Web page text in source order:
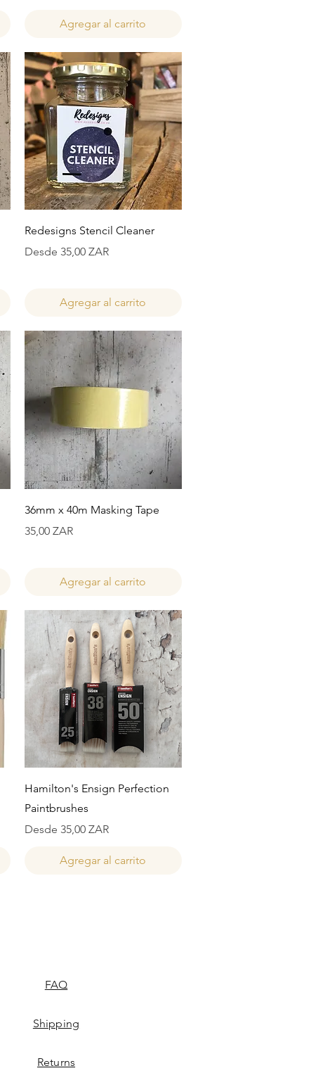
Agregar al carrito
Vista rápida
Redesigns Stencil Cleaner
Desde 35,00 ZAR
Precio de oferta
Agregar al carrito
Vista rápida
36mm x 40m Masking Tape
Precio
35,00 ZAR
Agregar al carrito
Vista rápida
Hamilton's Ensign Perfection
Paintbrushes
Desde 35,00 ZAR
Precio de oferta
Agregar al carrito
FAQ
Shipping
Returns